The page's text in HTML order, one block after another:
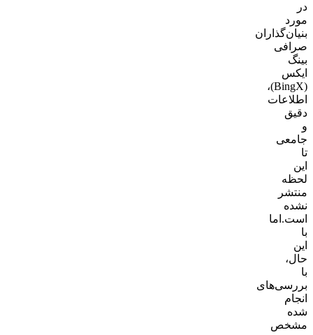
در
مورد
بنیان‌گذاران
صرافی
بینگ
ایکس
(BingX)،
اطلاعات
دقیق
و
جامعی
تا
این
لحظه
منتشر
نشده
است.اما
با
این
حال،
با
بررسی‌های
انجام
شده
مشخص